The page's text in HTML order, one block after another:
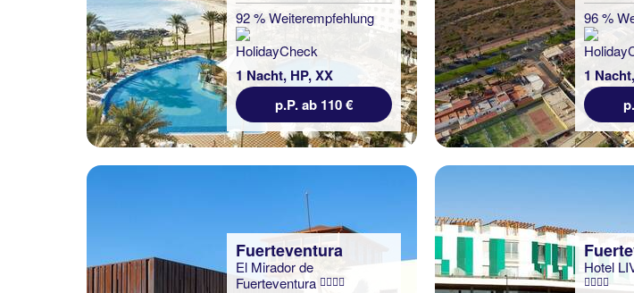
92 % Weiterempfehlung
1 Nacht, HP, XX
p.P. ab 110 €
96 %
1
Fuerteventura
El Mirador de
Fuerteventura
Hotel